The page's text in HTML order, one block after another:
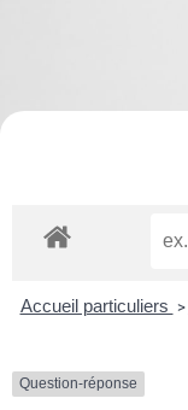
Accueil particuliers >
Question-réponse